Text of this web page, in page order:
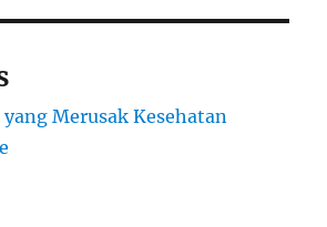
Merusak Kesehatan